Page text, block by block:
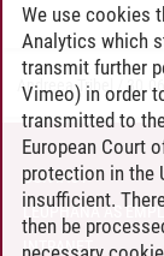
Andreea Tribel
CONTACT
LEUPHANA AS
INTRANET
We use cookies
Analytics which
transmit further
Vimeo) in order
transmitted to
European Court
protection in the
insufficient.
then be